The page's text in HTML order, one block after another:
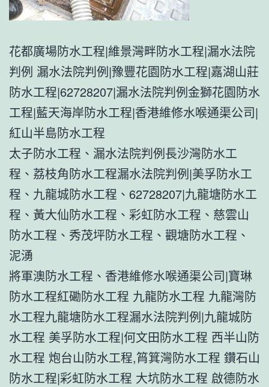
花都廣場防水工程|維景灣畔防水工程|漏水法院
判例 漏水法院判例|豫豐花園防水工程|嘉湖山莊
防水工程|62728207|漏水法院判例金獅花園防水
工程|藍天海岸防水工程|香港維修水喉通渠公司|
紅山半島防水工程
太子防水工程、漏水法院判例長沙灣防水工
程、荔枝角防水工程漏水法院判例|美孚防水工
程、九龍城防水工程、62728207|九龍塘防水工
程、黃大仙防水工程、彩虹防水工程、慈雲山
防水工程、秀茂坪防水工程、觀塘防水工程、
泥湧
將軍澳防水工程、香港維修水喉通渠公司|寶琳
防水工程紅磡防水工程 九龍防水工程 九龍灣防
水工程九龍塘防水工程漏水法院判例|九龍城防
水工程 美孚防水工程|何文田防水工程 西半山防
水工程 炮台山防水工程,筲箕灣防水工程 鑽石山
防水工程|彩虹防水工程 大坑防水工程 啟德防水